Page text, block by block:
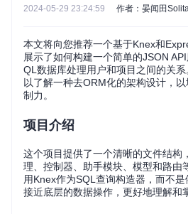
2024-05-29 23:24:59 作者：晏闻田
本文将向您推荐一个基于Knex和
展示了如何构建一个简单的JSON
QL数据库处理用户和项目之间的关
以了解一种去ORM化的架构设计，
制力。
项目介绍
这个项目提供了一个清晰的文件结构
理、控制器、助手模块、模型和路由
用Knex作为SQL查询构造器，而不
接近底层的数据操作，更好地理解和